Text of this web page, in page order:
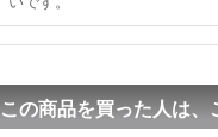
この商品を買った人は